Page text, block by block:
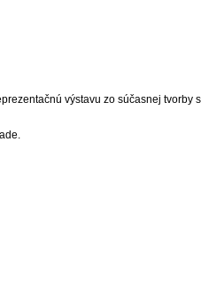
výstavu zo súčasnej tvorby